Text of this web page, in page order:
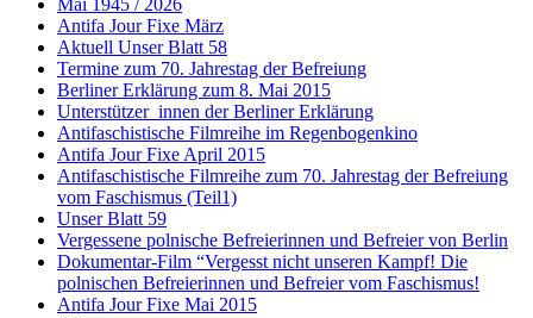
Antifa Jour Fixe März
Aktuell Unser Blatt 58
Termine zum 70. Jahrestag der Befreiung
Berliner Erklärung zum 8. Mai 2015
Unterstützer_innen der Berliner Erklärung
Antifaschistische Filmreihe im Regenbogenkino
Antifa Jour Fixe April 2015
Antifaschistische Filmreihe zum 70. Jahrestag der Befreiung
vom Faschismus (Teil1)
Unser Blatt 59
Vergessene polnische Befreierinnen und Befreier von Berlin
Dokumentar-Film “Vergesst nicht unseren Kampf! Die
polnischen Befreierinnen und Befreier vom Faschismus!
Antifa Jour Fixe Mai 2015